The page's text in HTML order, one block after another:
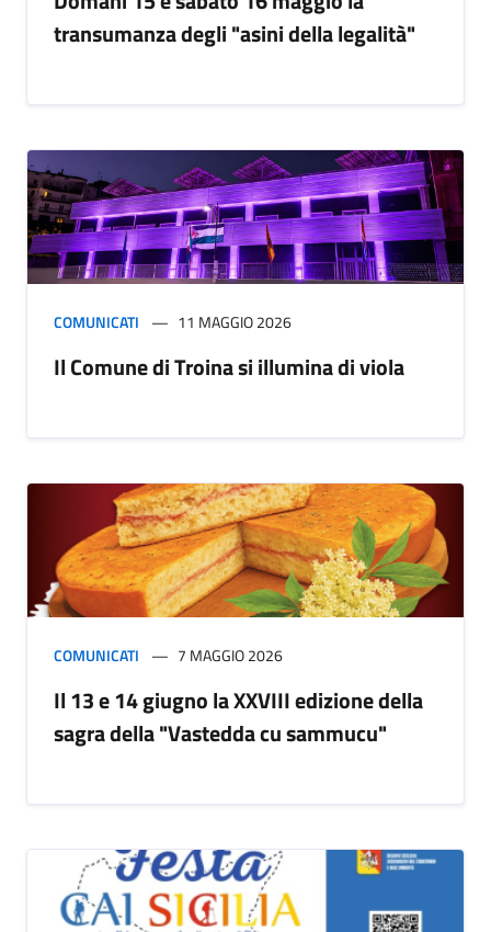
transumanza degli "asini della legalità"
COMUNICATI 11 MAGGIO 2026
Il Comune di Troina si illumina di viola
COMUNICATI 7 MAGGIO 2026
Il 13 e 14 giugno la XXVIII edizione della
sagra della "Vastedda cu sammucu"